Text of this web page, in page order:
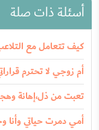
أسئلة ذات صلة
كيف تتعامل مع
أم زوجي لا تحترم
تعبت من ذل،إهانة
أمي دمرت حياتي